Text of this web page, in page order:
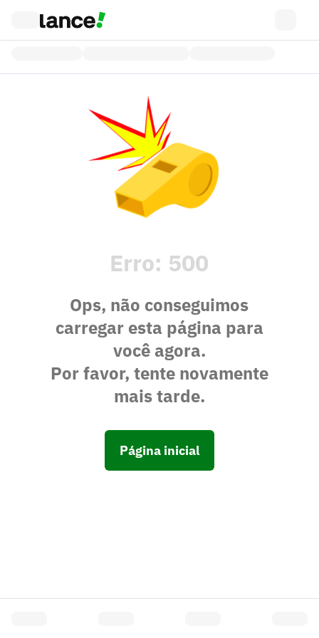
Erro: 500
Ops, não conseguimos
carregar esta página para
você agora.
Por favor, tente novamente
mais tarde.
Página inicial